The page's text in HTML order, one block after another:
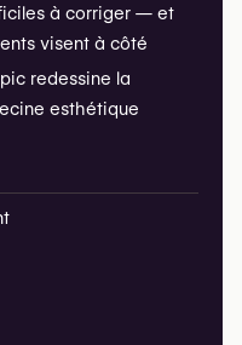
à corriger — et
visent à côté
redessine la
esthétique